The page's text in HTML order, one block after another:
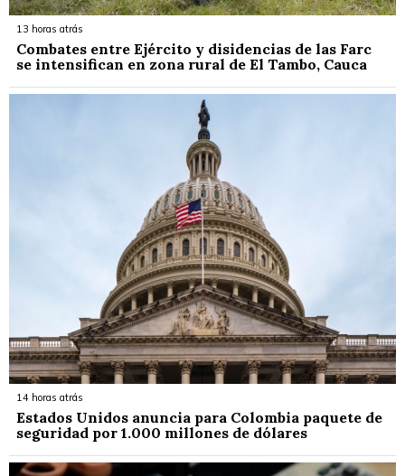
13 horas atrás
Combates entre Ejército y disidencias de las Farc
se intensifican en zona rural de El Tambo, Cauca
14 horas atrás
Estados Unidos anuncia para Colombia paquete de
seguridad por 1.000 millones de dólares